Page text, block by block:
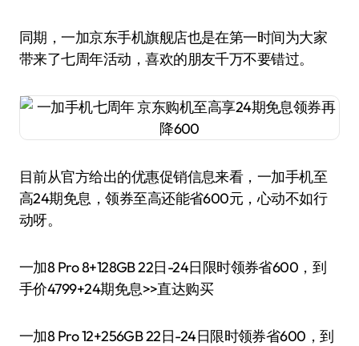
同期，一加京东手机旗舰店也是在第一时间为大家
带来了七周年活动，喜欢的朋友千万不要错过。
目前从官方给出的优惠促销信息来看，一加手机至
高24期免息，领券至高还能省600元，心动不如行
动呀。
一加8 Pro 8+128GB 22日-24日限时领券省600，到
手价4799+24期免息>>直达购买
一加8 Pro 12+256GB 22日-24日限时领券省600，到